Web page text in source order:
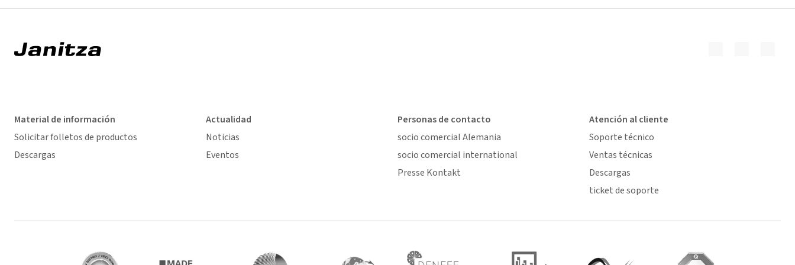
Material de información
Solicitar folletos de productos
Descargas
Actualidad
Noticias
Eventos
Personas de contacto
socio comercial Alemania
socio comercial international
Presse Kontakt
Atención al cliente
Soporte técnico
Ventas técnicas
Descargas
ticket de soporte